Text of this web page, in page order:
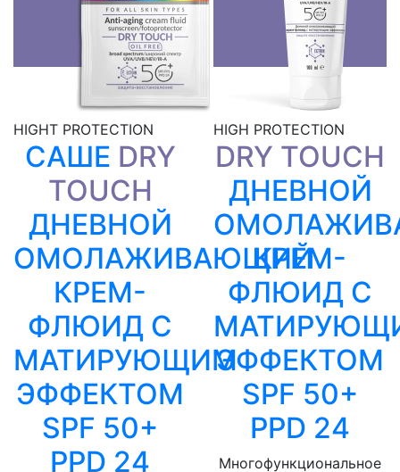
Скопировать ссылку
HIGHT PROTECTION
САШЕ DRY
TOUCH
ДНЕВНОЙ
ОМОЛАЖИВАЮЩИЙ
КРЕМ-
ФЛЮИД C
МАТИРУЮЩИМ
ЭФФЕКТОМ
SPF 50+
PPD 24
HIGH PROTECTION
DRY TOUCH
ДНЕВНОЙ
КРЕМ-
ФЛЮИД C
ЭФФЕКТОМ
SPF 50+
PPD 24
Многофункциональное